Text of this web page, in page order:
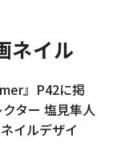
ネイル
』P42に掲
ター 塩見隼人
イルデザイ